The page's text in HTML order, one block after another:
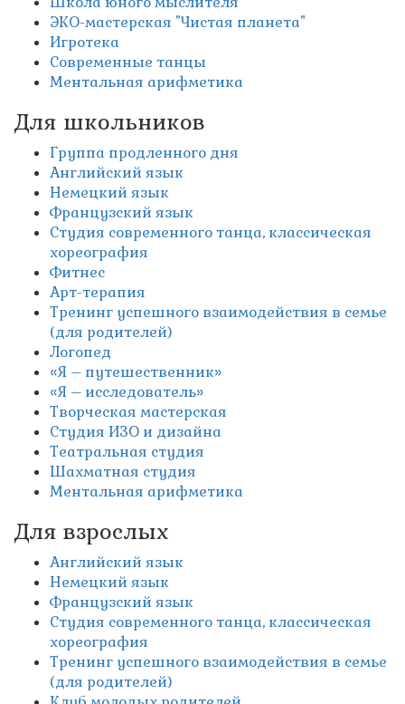
ЭКО-мастерская "Чистая планета"
Игротека
Современные танцы
Ментальная арифметика
Для школьников
Группа продленного дня
Английский язык
Немецкий язык
Французский язык
Студия современного танца, классическая
хореография
Фитнес
Арт-терапия
Тренинг успешного взаимодействия в семье
(для родителей)
Логопед
«Я – путешественник»
«Я – исследователь»
Творческая мастерская
Студия ИЗО и дизайна
Театральная студия
Шахматная студия
Ментальная арифметика
Для взрослых
Английский язык
Немецкий язык
Французский язык
Студия современного танца, классическая
хореография
Тренинг успешного взаимодействия в семье
(для родителей)